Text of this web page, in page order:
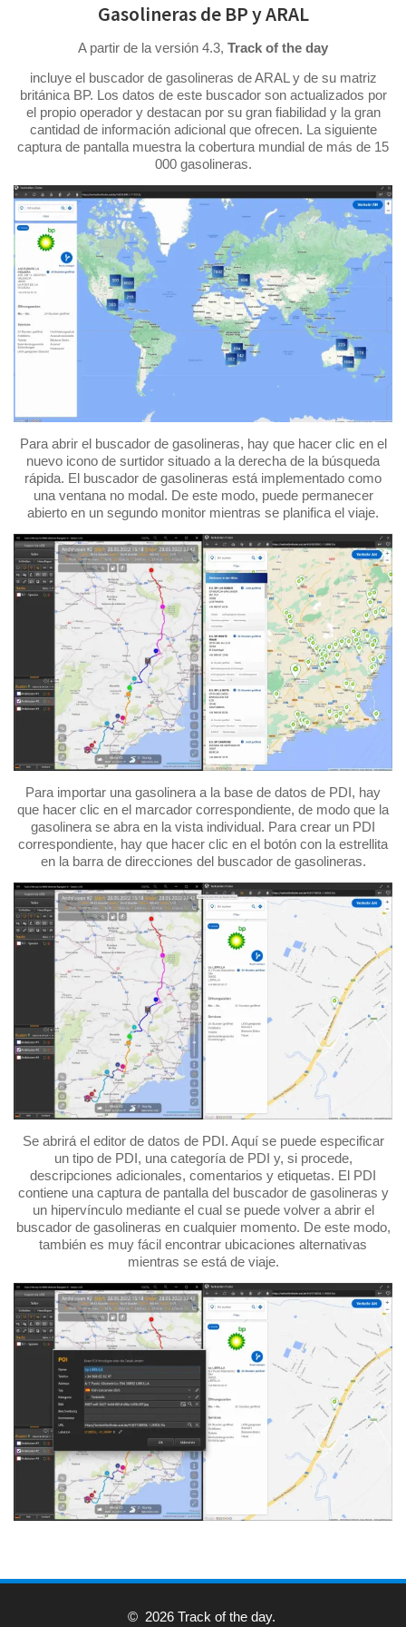
Gasolineras de BP y ARAL
A partir de la versión 4.3, Track of the day
incluye el buscador de gasolineras de ARAL y de su matriz
británica BP. Los datos de este buscador son actualizados por
el propio operador y destacan por su gran fiabilidad y la gran
cantidad de información adicional que ofrecen. La siguiente
captura de pantalla muestra la cobertura mundial de más de 15
000 gasolineras.
Para abrir el buscador de gasolineras, hay que hacer clic en el
nuevo icono de surtidor situado a la derecha de la búsqueda
rápida. El buscador de gasolineras está implementado como
una ventana no modal. De este modo, puede permanecer
abierto en un segundo monitor mientras se planifica el viaje.
Para importar una gasolinera a la base de datos de PDI, hay
que hacer clic en el marcador correspondiente, de modo que la
gasolinera se abra en la vista individual. Para crear un PDI
correspondiente, hay que hacer clic en el botón con la estrellita
en la barra de direcciones del buscador de gasolineras.
Se abrirá el editor de datos de PDI. Aquí se puede especificar
un tipo de PDI, una categoría de PDI y, si procede,
descripciones adicionales, comentarios y etiquetas. El PDI
contiene una captura de pantalla del buscador de gasolineras y
un hipervínculo mediante el cual se puede volver a abrir el
buscador de gasolineras en cualquier momento. De este modo,
también es muy fácil encontrar ubicaciones alternativas
mientras se está de viaje.
© 2026 Track of the day.